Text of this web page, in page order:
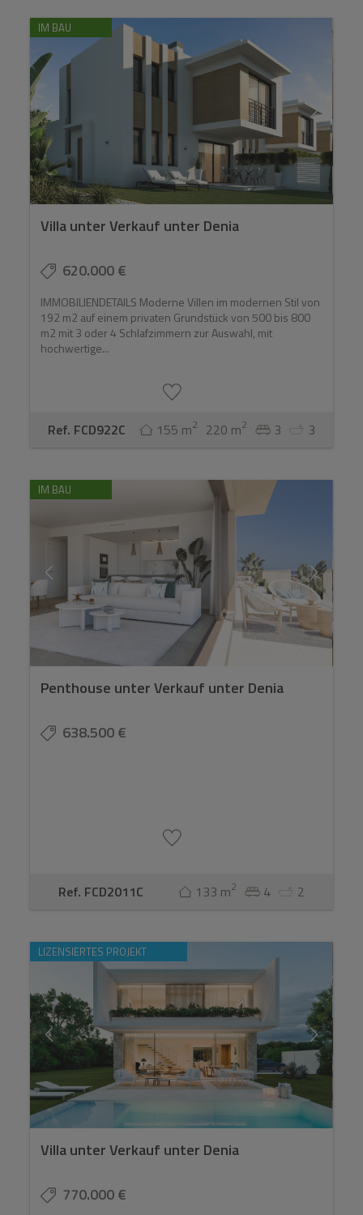
IM BAU
Villa unter Verkauf unter Denia
620.000 €
IMMOBILIENDETAILS Moderne Villen im modernen Stil von
192 m2 auf einem privaten Grundstück von 500 bis 800
m2 mit 3 oder 4 Schlafzimmern zur Auswahl, mit
hochwertige...
Ref. FCD922C 155 m2 220 m2 3 3
IM BAU
Penthouse unter Verkauf unter Denia
638.500 €
Ref. FCD2011C 133 m2 4 2
LIZENSIERTES PROJEKT
Villa unter Verkauf unter Denia
770.000 €